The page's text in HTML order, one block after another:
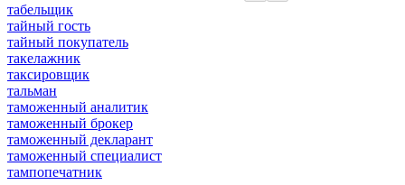
табельщик
тайный гость
тайный покупатель
такелажник
таксировщик
тальман
таможенный аналитик
таможенный брокер
таможенный декларант
таможенный специалист
тампопечатник